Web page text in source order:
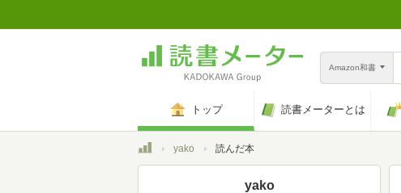
Amazon和書
トップ 読書メーターとは
トップyako 読んだ本
yako